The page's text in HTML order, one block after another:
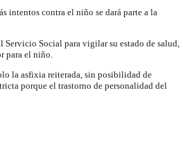
intentos contra el niño se dará parte a la
Social para vigilar su estado de salud,
para el niño.
la asfixia reiterada, sin posibilidad de
porque el trastorno de personalidad del